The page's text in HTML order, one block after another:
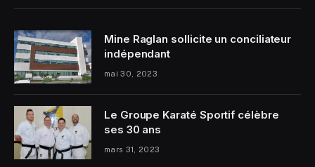
Mine Raglan sollicite un conciliateur
indépendant
mai 30, 2023
Le Groupe Karaté Sportif célèbre
ses 30 ans
mars 31, 2023